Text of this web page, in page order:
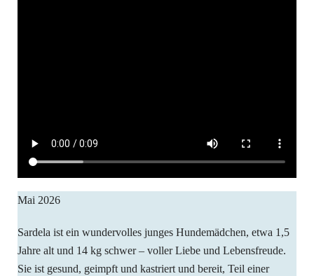
Mai 2026
Sardela ist ein wundervolles junges Hundemädchen, etwa 1,5
Jahre alt und 14 kg schwer – voller Liebe und Lebensfreude.
Sie ist gesund, geimpft und kastriert und bereit, Teil einer